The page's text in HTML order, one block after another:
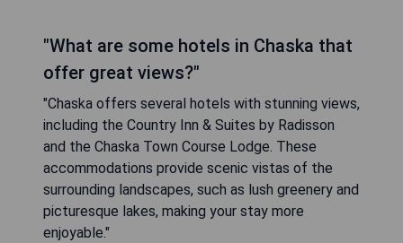
"What are some hotels in Chaska that
offer great views?"
"Chaska offers several hotels with stunning views,
including the Country Inn & Suites by Radisson
and the Chaska Town Course Lodge. These
accommodations provide scenic vistas of the
surrounding landscapes, such as lush greenery and
picturesque lakes, making your stay more
enjoyable."